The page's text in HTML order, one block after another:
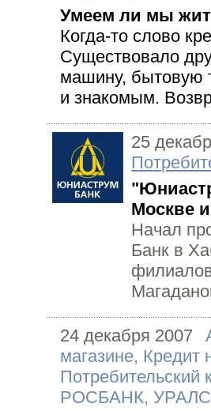
Умеем ли мы
Когда-то слово
Существовало
машину, бытовую
и знакомым.
25
Москве
Начал
Банк в
24 декабря 2007
магазине, Кредит
Потребительский
РОСБАНК,